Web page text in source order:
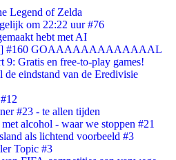
Legend of Zelda
om 22:22 uur #76
hebt met AI
#160 GOAAAAAAAAAAAAAL
9: Gratis en free-to-play games!
de eindstand van de Eredivisie
#23 - te allen tijden
alcohol - waar we stoppen #21
als lichtend voorbeeld #3
Topic #3